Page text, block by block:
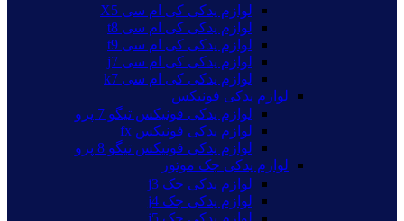
لوازم یدکی کی ام سی X5
لوازم یدکی کی ام سی t8
لوازم یدکی کی ام سی t9
لوازم یدکی کی ام سی j7
لوازم یدکی کی ام سی k7
لوازم یدکی فونیکس
لوازم یدکی فونیکس تیگو 7 پرو
لوازم یدکی فونیکس fx
لوازم یدکی فونیکس تیگو 8 پرو
لوازم یدکی جک موتور
لوازم یدکی جک j3
لوازم یدکی جک j4
لوازم یدکی جک j5